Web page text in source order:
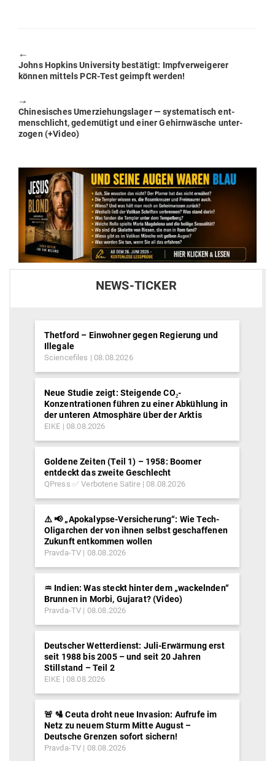
🠔
Previous
post:
Johns Hopkins Uni­versity bestätigt: Impf­ver­wei­gerer
können mittels PCR-Test geimpft werden!
🠖
Next
post:
Chi­ne­si­sches Umer­zie­hungs­lager — sys­te­ma­tisch ent­
mensch­licht, gede­mütigt und einer Gehirn­wäsche unter­
zogen (+Video)
NEWS-TICKER
Thetford – Einwohner gegen Regierung und
Illegale
Sciencefiles 08.08.2026
Neue Studie zeigt: Steigende CO₂-
Konzentrationen führen zu einer Abkühlung in
der unteren Atmosphäre über der Arktis
EIKE 08.08.2026
Goldene Zeiten (Teil 1) – 1958: Boomer
entdeckt das zweite Geschlecht
QPress ✅ Verbotene Satire 08.08.2026
⚠️ 📢 „Apokalypse-Versicherung“: Wie Tech-
Oligarchen der von ihnen selbst geschaffenen
Zukunft entkommen wollen
Pravda-TV 08.08.2026
♒︎ Indien: Was steckt hinter dem „wackelnden“
Brunnen in Morbi, Gujarat? (Video)
Pravda-TV 08.08.2026
Deutscher Wetterdienst: Juli-Erwärmung erst
seit 1988 bis 2005 – und seit 20 Jahren
Stillstand – Teil 2
EIKE 08.08.2026
🚨 🛂 Ceuta droht neue Invasion: Aufrufe im
Netz zu neuem Sturm Mitte August –
Deutsche Grenzen sofort sichern!
Pravda-TV 08.08.2026